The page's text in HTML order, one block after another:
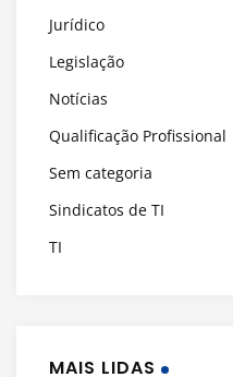
Jurídico
Legislação
Notícias
Qualificação Profissional
Sem categoria
Sindicatos de TI
TI
MAIS LIDAS